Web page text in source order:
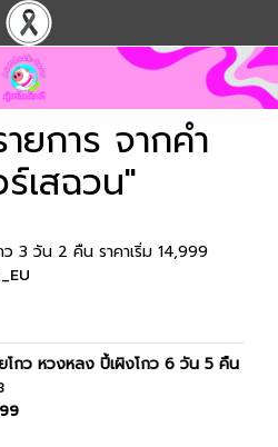
ยการ จากคำ
เสฉวน"
ว 3 วัน 2 คืน ราคาเริ่ม 14,999
โกว หวงหลง ปี้เผิงโกว 6 วัน 5 คืน